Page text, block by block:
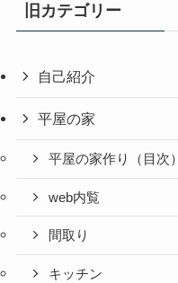
旧カテゴリー
自己紹介
平屋の家
平屋の家作り（目次）
web内覧
間取り
キッチン